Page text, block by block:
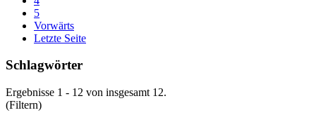
5
Vorwärts
Letzte Seite
Schlagwörter
Ergebnisse 1 - 12 von insgesamt 12.
(Filtern)